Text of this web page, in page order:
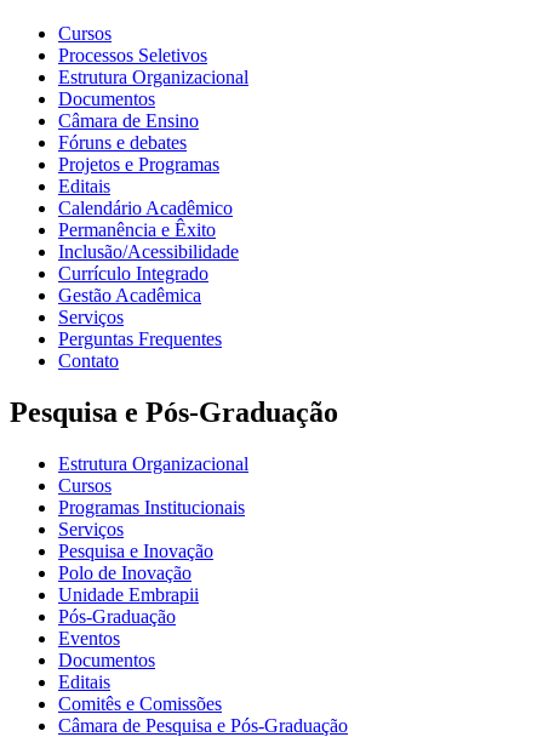
Cursos
Processos Seletivos
Estrutura Organizacional
Documentos
Câmara de Ensino
Fóruns e debates
Projetos e Programas
Editais
Calendário Acadêmico
Permanência e Êxito
Inclusão/Acessibilidade
Currículo Integrado
Gestão Acadêmica
Serviços
Perguntas Frequentes
Contato
Pesquisa e Pós-Graduação
Estrutura Organizacional
Cursos
Programas Institucionais
Serviços
Pesquisa e Inovação
Polo de Inovação
Unidade Embrapii
Pós-Graduação
Eventos
Documentos
Editais
Comitês e Comissões
Câmara de Pesquisa e Pós-Graduação